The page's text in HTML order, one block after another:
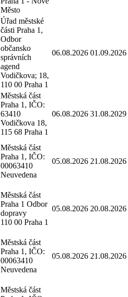
Město
Úřad městské
části Praha 1,
Odbor
občansko
správních
agend
Vodičkova; 18,
110 00 Praha 1
06.08.2026 01.09.2026
Městská část
Praha 1, IČO:
63410
Vodičkova 18,
115 68 Praha 1
06.08.2026 31.08.2029
Městská část
Praha 1, IČO:
00063410
Neuvedena
05.08.2026 21.08.2026
Městská část
Praha 1 Odbor
dopravy
110 00 Praha 1
05.08.2026 20.08.2026
Městská část
Praha 1, IČO:
00063410
Neuvedena
05.08.2026 21.08.2026
Městská část